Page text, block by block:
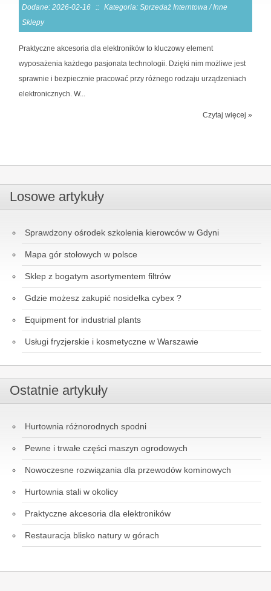
Dodane: 2026-02-16 :: Kategoria: Sprzedaż Interntowa / Inne
Sklepy
Praktyczne akcesoria dla elektroników to kluczowy element
wyposażenia każdego pasjonata technologii. Dzięki nim możliwe jest
sprawnie i bezpiecznie pracować przy różnego rodzaju urządzeniach
elektronicznych. W...
Czytaj więcej »
Losowe artykuły
Sprawdzony ośrodek szkolenia kierowców w Gdyni
Mapa gór stołowych w polsce
Sklep z bogatym asortymentem filtrów
Gdzie możesz zakupić nosidełka cybex ?
Equipment for industrial plants
Usługi fryzjerskie i kosmetyczne w Warszawie
Ostatnie artykuły
Hurtownia różnorodnych spodni
Pewne i trwałe części maszyn ogrodowych
Nowoczesne rozwiązania dla przewodów kominowych
Hurtownia stali w okolicy
Praktyczne akcesoria dla elektroników
Restauracja blisko natury w górach